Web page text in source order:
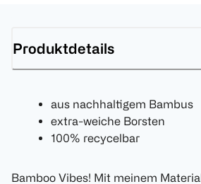
Produktdetails
aus nachhaltigem Bambus
extra-weiche Borsten
100% recycelbar
Bamboo Vibes! Mit meinem